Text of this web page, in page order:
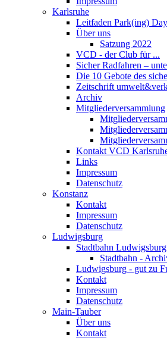
Karlsruhe
Leitfaden Park(ing) Day
Über uns
Satzung 2022
VCD - der Club für ...
Sicher Radfahren –
Die 10 Gebote des
Zeitschrift
Archiv
Mitgliederversammlung
Kontakt VCD
Links
Impressum
Datenschutz
Konstanz
Kontakt
Impressum
Datenschutz
Ludwigsburg
Stadtbahn Ludwigsburg
Stadtbahn -
Ludwigsburg - gut zu
Kontakt
Impressum
Datenschutz
Main-Tauber
Über uns
Kontakt